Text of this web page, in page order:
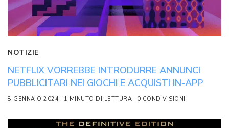
NOTIZIE
NETFLIX VORREBBE INTRODURRE ANNUNCI
PUBBLICITARI NEI GIOCHI E ACQUISTI IN-APP
8 GENNAIO 2024 1 MINUTO DI LETTURA 0 CONDIVISIONI